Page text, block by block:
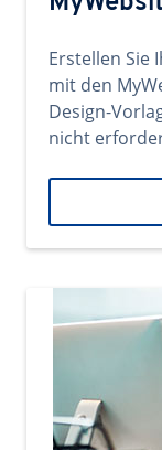
Erstellen Sie
mit den
Design-
nicht